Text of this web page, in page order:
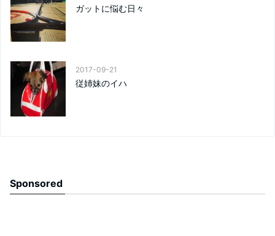
ガットに悩む日々
2017-09-21
従姉妹のイハ
Sponsored